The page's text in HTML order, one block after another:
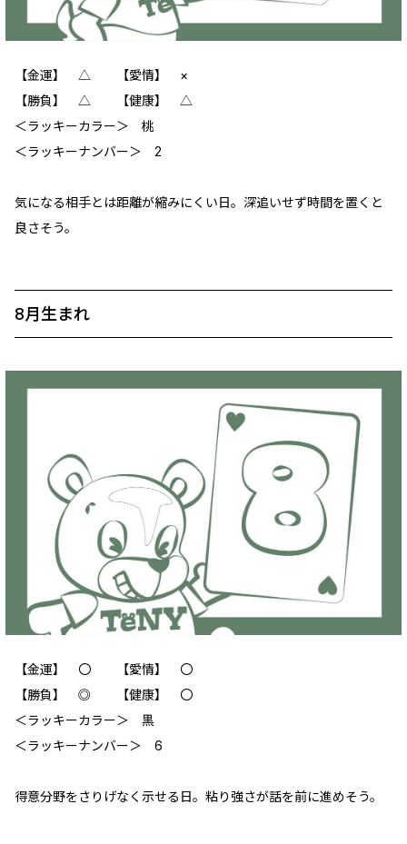
【金運】 △ 【愛情】 ×
【勝負】 △ 【健康】 △
＜ラッキーカラー＞ 桃
＜ラッキーナンバー＞ 2
気になる相手とは距離が縮みにくい日。深追いせず時間を置くと
良さそう。
8月生まれ
【金運】 ‪〇 【愛情】 〇
【勝負】 ◎ 【健康】 〇
＜ラッキーカラー＞ 黒
＜ラッキーナンバー＞ 6
得意分野をさりげなく示せる日。粘り強さが話を前に進めそう。